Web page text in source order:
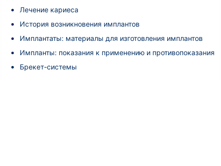
Лечение кариеса
История возникновения имплантов
Имплантаты: материалы для изготовления имплантов
Импланты: показания к применению и противопоказания
Брекет-системы